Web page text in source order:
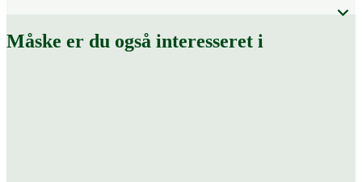
Måske er du også interesseret i